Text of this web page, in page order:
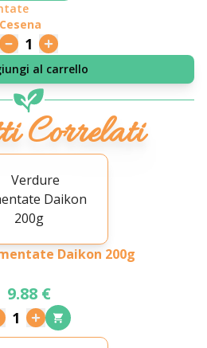
1
al carrello
Correlati
Daikon 200g
9.88 €
1